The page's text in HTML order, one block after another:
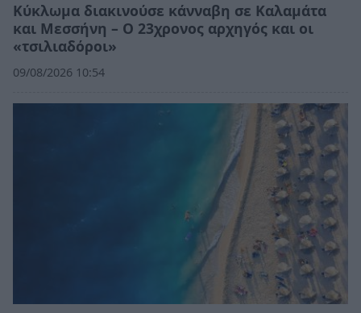
Κύκλωμα διακινούσε κάνναβη σε Καλαμάτα
και Μεσσήνη – Ο 23χρονος αρχηγός και οι
«τσιλιαδόροι»
09/08/2026 10:54